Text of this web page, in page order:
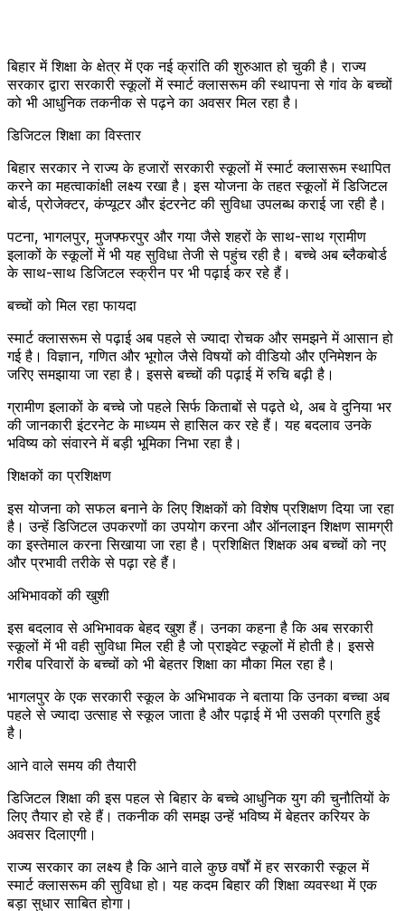
बिहार में शिक्षा के क्षेत्र में एक नई क्रांति की शुरुआत हो चुकी है। राज्य
सरकार द्वारा सरकारी स्कूलों में स्मार्ट क्लासरूम की स्थापना से गांव के बच्चों
को भी आधुनिक तकनीक से पढ़ने का अवसर मिल रहा है।
डिजिटल शिक्षा का विस्तार
बिहार सरकार ने राज्य के हजारों सरकारी स्कूलों में स्मार्ट क्लासरूम स्थापित
करने का महत्वाकांक्षी लक्ष्य रखा है। इस योजना के तहत स्कूलों में डिजिटल
बोर्ड, प्रोजेक्टर, कंप्यूटर और इंटरनेट की सुविधा उपलब्ध कराई जा रही है।
पटना, भागलपुर, मुजफ्फरपुर और गया जैसे शहरों के साथ-साथ ग्रामीण
इलाकों के स्कूलों में भी यह सुविधा तेजी से पहुंच रही है। बच्चे अब ब्लैकबोर्ड
के साथ-साथ डिजिटल स्क्रीन पर भी पढ़ाई कर रहे हैं।
बच्चों को मिल रहा फायदा
स्मार्ट क्लासरूम से पढ़ाई अब पहले से ज्यादा रोचक और समझने में आसान हो
गई है। विज्ञान, गणित और भूगोल जैसे विषयों को वीडियो और एनिमेशन के
जरिए समझाया जा रहा है। इससे बच्चों की पढ़ाई में रुचि बढ़ी है।
ग्रामीण इलाकों के बच्चे जो पहले सिर्फ किताबों से पढ़ते थे, अब वे दुनिया भर
की जानकारी इंटरनेट के माध्यम से हासिल कर रहे हैं। यह बदलाव उनके
भविष्य को संवारने में बड़ी भूमिका निभा रहा है।
शिक्षकों का प्रशिक्षण
इस योजना को सफल बनाने के लिए शिक्षकों को विशेष प्रशिक्षण दिया जा रहा
है। उन्हें डिजिटल उपकरणों का उपयोग करना और ऑनलाइन शिक्षण सामग्री
का इस्तेमाल करना सिखाया जा रहा है। प्रशिक्षित शिक्षक अब बच्चों को नए
और प्रभावी तरीके से पढ़ा रहे हैं।
अभिभावकों की खुशी
इस बदलाव से अभिभावक बेहद खुश हैं। उनका कहना है कि अब सरकारी
स्कूलों में भी वही सुविधा मिल रही है जो प्राइवेट स्कूलों में होती है। इससे
गरीब परिवारों के बच्चों को भी बेहतर शिक्षा का मौका मिल रहा है।
भागलपुर के एक सरकारी स्कूल के अभिभावक ने बताया कि उनका बच्चा अब
पहले से ज्यादा उत्साह से स्कूल जाता है और पढ़ाई में भी उसकी प्रगति हुई
है।
आने वाले समय की तैयारी
डिजिटल शिक्षा की इस पहल से बिहार के बच्चे आधुनिक युग की चुनौतियों के
लिए तैयार हो रहे हैं। तकनीक की समझ उन्हें भविष्य में बेहतर करियर के
अवसर दिलाएगी।
राज्य सरकार का लक्ष्य है कि आने वाले कुछ वर्षों में हर सरकारी स्कूल में
स्मार्ट क्लासरूम की सुविधा हो। यह कदम बिहार की शिक्षा व्यवस्था में एक
बड़ा सुधार साबित होगा।